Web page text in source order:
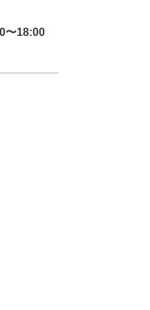
〜18:00